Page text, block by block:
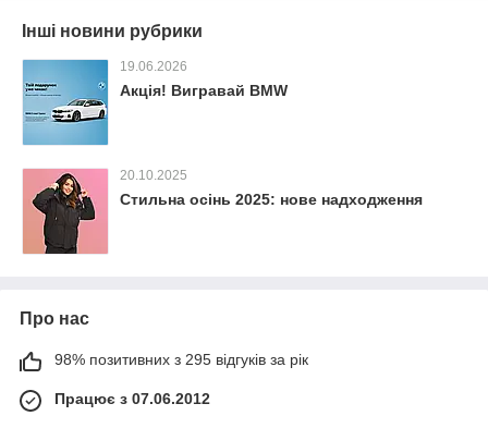
Інші новини рубрики
19.06.2026
Акція! Вигравай BMW
20.10.2025
Стильна осінь 2025: нове надходження
Про нас
98% позитивних з 295 відгуків за рік
Працює з 07.06.2012